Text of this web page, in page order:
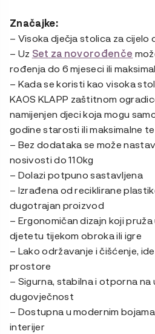
Značajke:
– Visoka dječja stolica za cijelo
– Uz Set za novorođenče
rođenja do 6 mjeseci ili
– Kada se koristi kao visoka
KAOS KLAPP zaštitnom
namijenjen djeci koja mogu
godine starosti ili maksimalne
– Bez dodataka se može
nosivosti do 110kg
– Dolazi potpuno sastavljena
– Izrađena od reciklirane
dugotrajan proizvod
– Ergonomičan dizajn koji
djetetu tijekom obroka ili igre
– Lako održavanje i čišćenje,
prostore
– Sigurna, stabilna i otporna
dugovječnost
– Dostupna u modernim
interijer